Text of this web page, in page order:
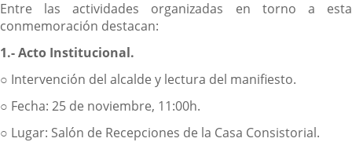
Entre las actividades organizadas en torno a esta
conmemoración destacan:
1.- Acto Institucional.
○ Intervención del alcalde y lectura del manifiesto.
○ Fecha: 25 de noviembre, 11:00h.
○ Lugar: Salón de Recepciones de la Casa Consistorial.